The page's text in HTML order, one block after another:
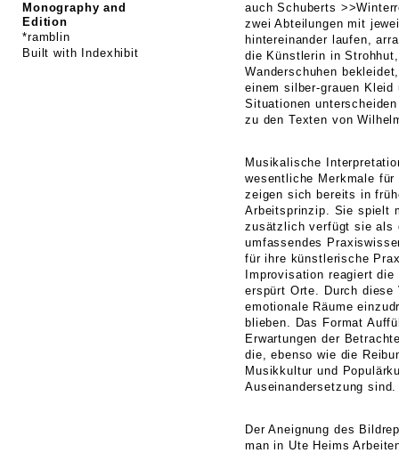
Monography and
Edition
*ramblin
Built with
Indexhibit
auch Schuberts
zwei Abteilungen mit
hintereinander laufen,
die Künstlerin in
Wanderschuhen
einem silber-grauen
Situationen
zu den Texten von
Musikalische
wesentliche Merkmale
zeigen sich bereits in
Arbeitsprinzip. Sie spielt
zusätzlich verfügt sie als
umfassendes
für ihre künstlerische
Improvisation reagiert
erspürt Orte. Durch
emotionale Räume
blieben. Das Format
Erwartungen der
die, ebenso wie die
Musikkultur und
Auseinandersetzung sind.
Der Aneignung des
man in Ute Heims